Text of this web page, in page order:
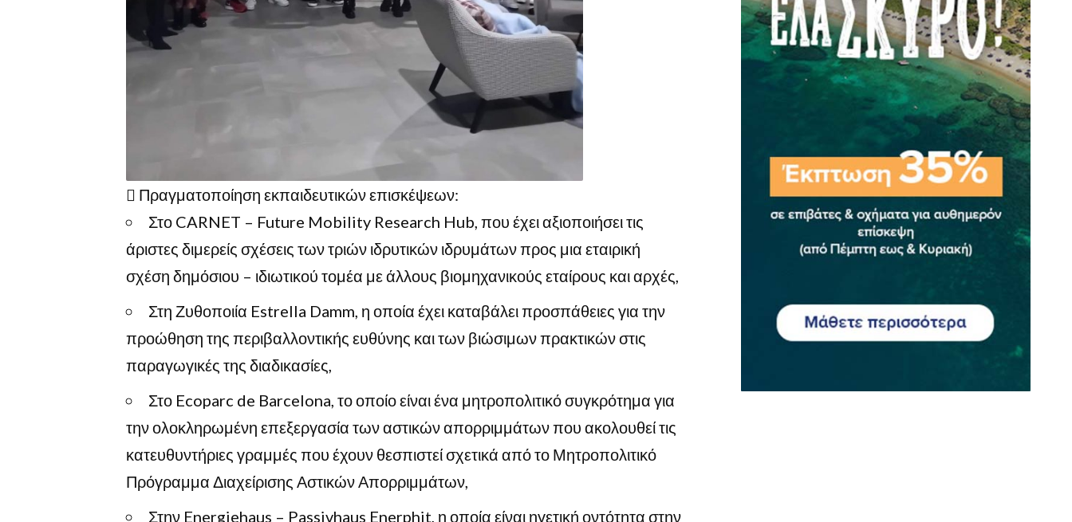
 Πραγματοποίηση εκπαιδευτικών επισκέψεων:
Στο CARNET – Future Mobility Research Hub, που έχει αξιοποιήσει τις
άριστες διμερείς σχέσεις των τριών ιδρυτικών ιδρυμάτων προς μια εταιρική
σχέση δημόσιου – ιδιωτικού τομέα με άλλους βιομηχανικούς εταίρους και αρχές,
Στη Ζυθοποιία Estrella Damm, η οποία έχει καταβάλει προσπάθειες για την
προώθηση της περιβαλλοντικής ευθύνης και των βιώσιμων πρακτικών στις
παραγωγικές της διαδικασίες,
Στο Ecoparc de Barcelona, το οποίο είναι ένα μητροπολιτικό συγκρότημα για
την ολοκληρωμένη επεξεργασία των αστικών απορριμμάτων που ακολουθεί τις
κατευθυντήριες γραμμές που έχουν θεσπιστεί σχετικά από το Μητροπολιτικό
Πρόγραμμα Διαχείρισης Αστικών Απορριμμάτων,
Στην Energiehaus – Passivhaus Enerphit, η οποία είναι ηγετική οντότητα στην